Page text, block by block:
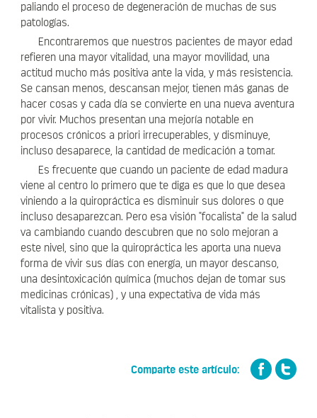
paliando el proceso de degeneración de muchas de sus
patologías.
Encontraremos que nuestros pacientes de mayor edad
refieren una mayor vitalidad, una mayor movilidad, una
actitud mucho más positiva ante la vida, y más resistencia.
Se cansan menos, descansan mejor, tienen más ganas de
hacer cosas y cada día se convierte en una nueva aventura
por vivir. Muchos presentan una mejoría notable en
procesos crónicos a priori irrecuperables, y disminuye,
incluso desaparece, la cantidad de medicación a tomar.
Es frecuente que cuando un paciente de edad madura
viene al centro lo primero que te diga es que lo que desea
viniendo a la quiropráctica es disminuir sus dolores o que
incluso desaparezcan. Pero esa visión "focalista" de la salud
va cambiando cuando descubren que no solo mejoran a
este nivel, sino que la quiropráctica les aporta una nueva
forma de vivir sus días con energía, un mayor descanso,
una desintoxicación química (muchos dejan de tomar sus
medicinas crónicas) , y una expectativa de vida más
vitalista y positiva.
Comparte este artículo: